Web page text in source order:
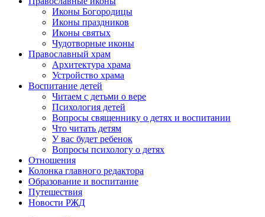
Иконы Богородицы
Иконы праздников
Иконы святых
Чудотворные иконы
Православный храм
Архитектура храма
Устройство храма
Воспитание детей
Читаем с детьми о вере
Психология детей
Вопросы священнику о детях и воспитании
Что читать детям
У вас будет ребенок
Вопросы психологу о детях
Отношения
Колонка главного редактора
Образование и воспитание
Путешествия
Новости РЖД